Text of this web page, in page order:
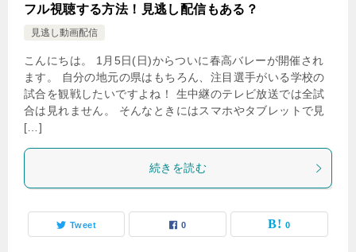
フル視聴する方法！見逃し配信もある？
見逃し動画配信
こんにちは。 1月5日(日)からついに春高バレーが開催され
ます。 自分の地元の県はもちろん、注目選手がいる学校の
試合を観戦したいですよね！ 生中継のテレビ放送では全試
合は見れません。 そんなときにはスマホやタブレットで見
[…]
続きを読む
Tweet 0 0